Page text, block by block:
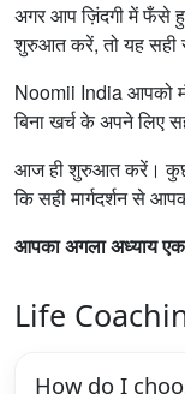
अगर आप ज़िंदगी में फँसे
शुरुआत करें, तो यह सही
Noomii India आपको
बिना खर्च के अपने लिए
आज ही शुरुआत करें। कुछ
कि सही मार्गदर्शन से
आपका अगला अध्याय
Life
How do I